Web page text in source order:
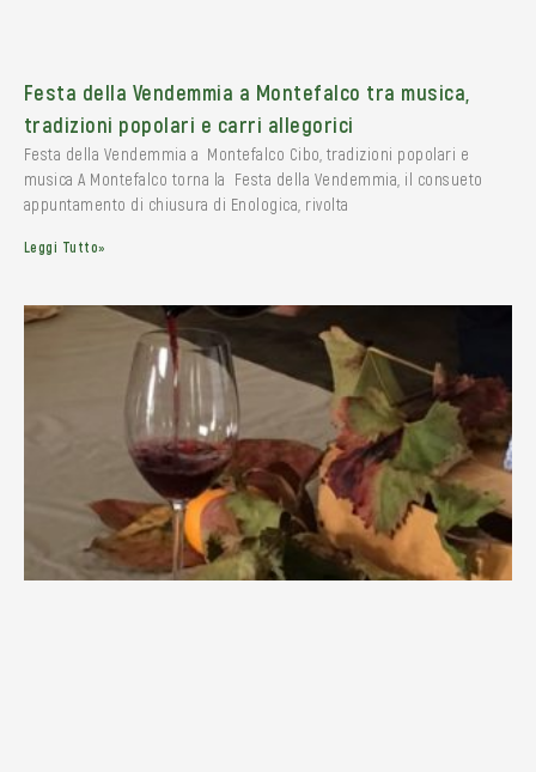
Festa della Vendemmia a Montefalco tra musica,
tradizioni popolari e carri allegorici
Festa della Vendemmia a Montefalco Cibo, tradizioni popolari e
musica A Montefalco torna la Festa della Vendemmia, il consueto
appuntamento di chiusura di Enologica, rivolta
Leggi Tutto»